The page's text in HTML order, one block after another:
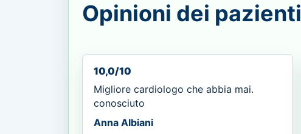
Opinioni dei pazienti
10,0/10
Migliore cardiologo che abbia mai.
conosciuto
Anna Albiani